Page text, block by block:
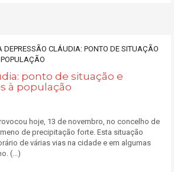
ponto de situação e
à população
hoje, 13 de novembro, no concelho de
de precipitação forte. Esta situação
de várias vias na cidade e em algumas
(...)